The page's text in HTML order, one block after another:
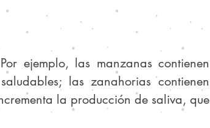
ejemplo, las manzanas contienen
las zanahorias contienen
la producción de saliva, que